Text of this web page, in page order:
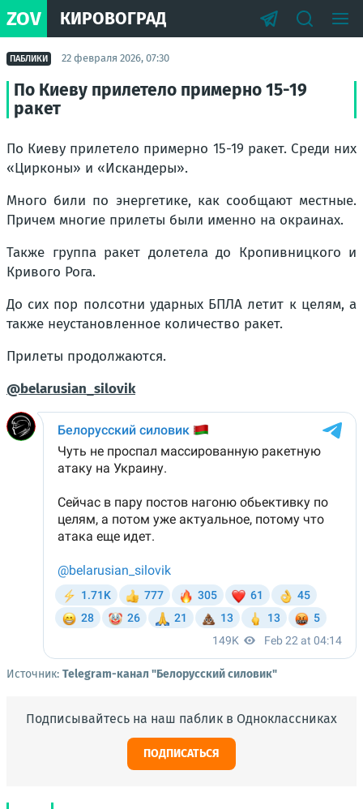
ZOV КИРОВОГРАД
ПАБЛИКИ 22 февраля 2026, 07:30
По Киеву прилетело примерно 15-19
ракет
По Киеву прилетело примерно 15-19 ракет. Среди них
«Цирконы» и «Искандеры».
Много били по энергетике, как сообщают местные.
Причем многие прилеты были именно на окраинах.
Также группа ракет долетела до Кропивницкого и
Кривого Рога.
До сих пор полсотни ударных БПЛА летит к целям, а
также неустановленное количество ракет.
Прилеты продолжаются.
@belarusian_silovik
Источник: Telegram-канал "Белорусский силовик"
Подписывайтесь на наш паблик в Одноклассниках
ПОДПИСАТЬСЯ